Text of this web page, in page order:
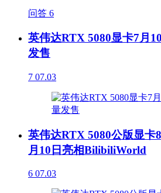
问答 6
英伟达RTX 5080显卡7月
发售
7 07.03
英伟达RTX 5080公版显卡
月10日亮相BilibiliWorld
6 07.03